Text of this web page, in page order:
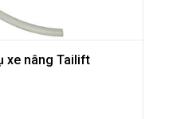
xe nâng Tailift